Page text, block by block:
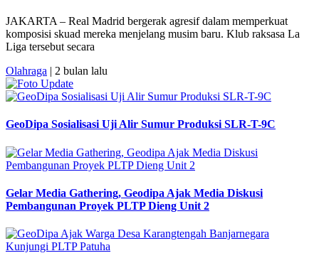
JAKARTA – Real Madrid bergerak agresif dalam memperkuat
komposisi skuad mereka menjelang musim baru. Klub raksasa La
Liga tersebut secara
Olahraga | 2 bulan lalu
GeoDipa Sosialisasi Uji Alir Sumur Produksi SLR-T-9C
Gelar Media Gathering, Geodipa Ajak Media Diskusi
Pembangunan Proyek PLTP Dieng Unit 2